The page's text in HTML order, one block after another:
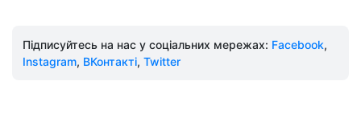
Підписуйтесь на нас у соціальних мережах: Facebook,
Instagram, ВКонтакті, Twitter